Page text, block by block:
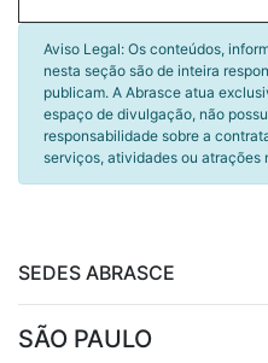
Aviso Legal: Os conteúdos,
nesta seção são de inteira
publicam. A Abrasce atua
espaço de divulgação, não
responsabilidade sobre a
serviços, atividades ou atrações
SEDES ABRASCE
SÃO PAULO